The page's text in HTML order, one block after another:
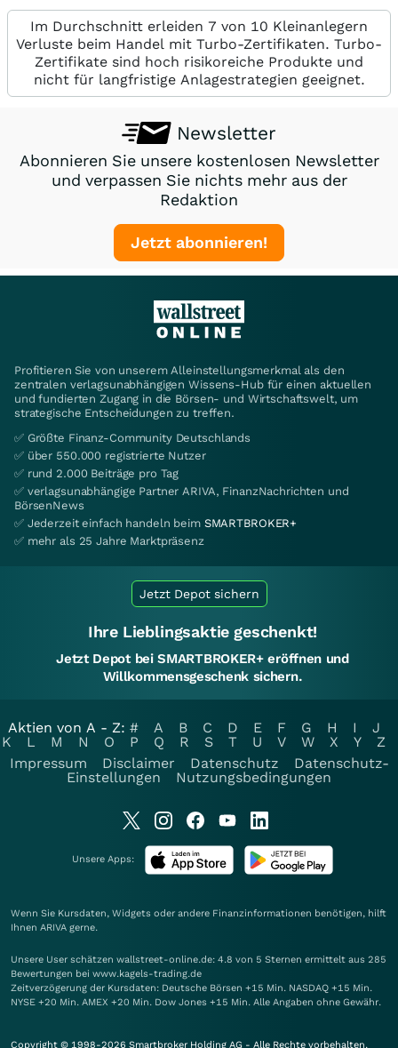
Im Durchschnitt erleiden 7 von 10 Kleinanlegern
Verluste beim Handel mit Turbo-Zertifikaten. Turbo-
Zertifikate sind hoch risikoreiche Produkte und
nicht für langfristige Anlagestrategien geeignet.
Newsletter
Abonnieren Sie unsere kostenlosen Newsletter
und verpassen Sie nichts mehr aus der
Redaktion
Jetzt abonnieren!
Profitieren Sie von unserem Alleinstellungsmerkmal als den
zentralen verlagsunabhängigen Wissens-Hub für einen aktuellen
und fundierten Zugang in die Börsen- und Wirtschaftswelt, um
strategische Entscheidungen zu treffen.
✅ Größte Finanz-Community Deutschlands
✅ über 550.000 registrierte Nutzer
✅ rund 2.000 Beiträge pro Tag
✅ verlagsunabhängige Partner ARIVA, FinanzNachrichten und
BörsenNews
✅ Jederzeit einfach handeln beim SMARTBROKER+
✅ mehr als 25 Jahre Marktpräsenz
Jetzt Depot sichern
Ihre Lieblingsaktie geschenkt!
Jetzt Depot bei SMARTBROKER+ eröffnen und
Willkommensgeschenk sichern.
Aktien von A - Z: # A B C D E F G H I
J
K
L M N O P Q R S T U V W X Y
Z
Impressum
Disclaimer Datenschutz
Datenschutz-
Einstellungen
Nutzungsbedingungen
Unsere Apps:
Wenn Sie Kursdaten, Widgets oder andere Finanzinformationen benötigen, hilft
Ihnen ARIVA gerne.
Unsere User schätzen wallstreet-online.de: 4.8 von 5 Sternen ermittelt aus 285
Bewertungen bei www.kagels-trading.de
Zeitverzögerung der Kursdaten: Deutsche Börsen +15 Min. NASDAQ +15 Min.
NYSE +20 Min. AMEX +20 Min. Dow Jones +15 Min. Alle Angaben ohne Gewähr.
Copyright © 1998-2026 Smartbroker Holding AG - Alle Rechte vorbehalten.